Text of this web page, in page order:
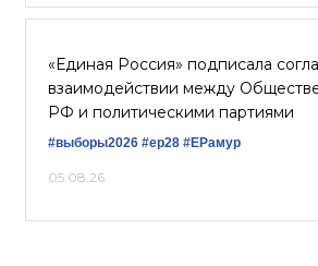
«Единая Россия» подписала
взаимодействии между
РФ и политическими партиями
#выборы2026 #ер28 #ЕРамур
05.08.26